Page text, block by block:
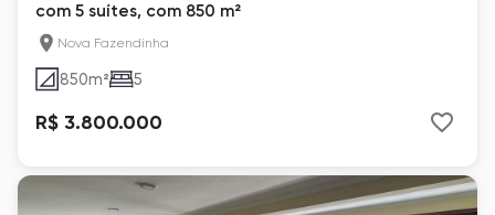
com 5 suítes, com 850 m²
Nova Fazendinha
850m² 5
R$ 3.800.000